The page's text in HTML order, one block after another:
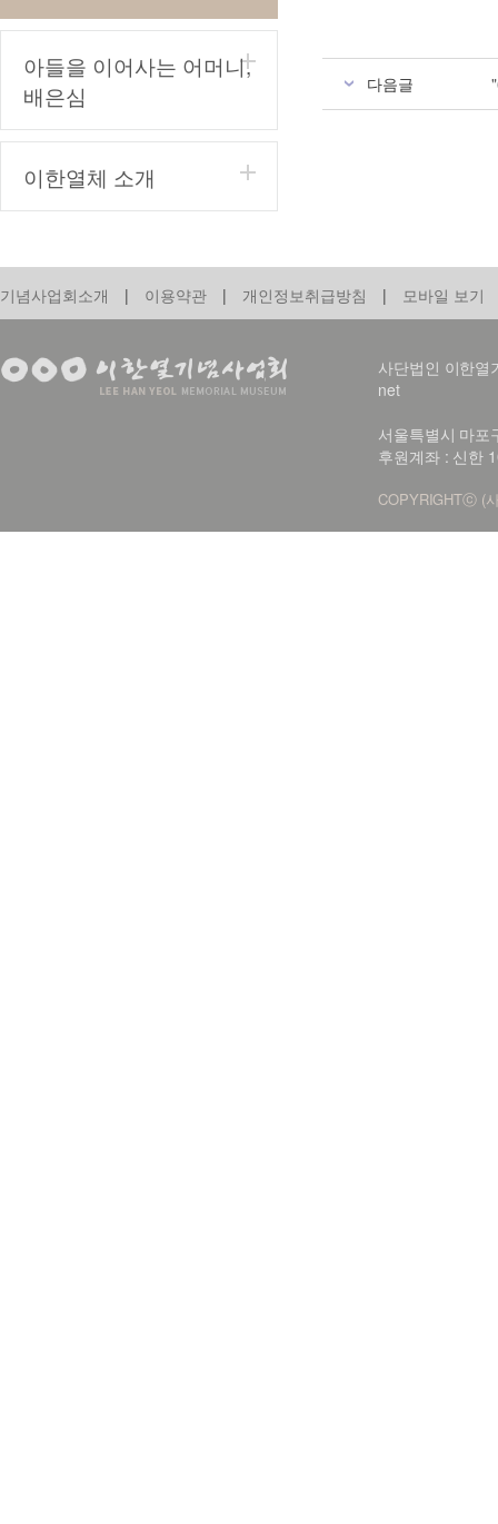
아들을 이어사는 어머니,
배은심
이한열체 소개
다음글
기념사업회소개 | 이용약관 | 개인정보취급방침 | 모바일 보기
사단법인 이한
net
서울특별시 마
후원계좌 : 신한
COPYRIGHTⓒ (